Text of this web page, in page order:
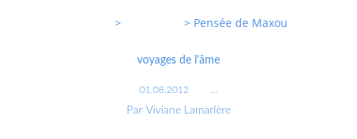
> > Pensée de Maxou
voyages de l'âme
01.08.2012
Par Viviane Lamarlère